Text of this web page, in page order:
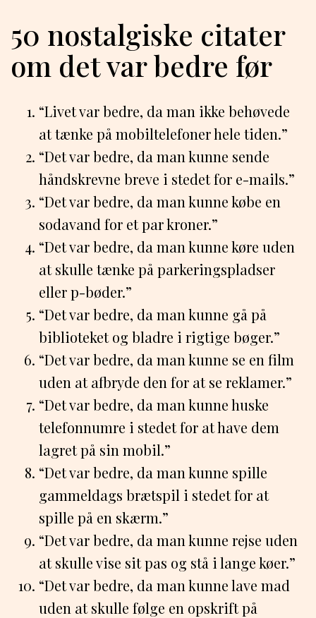
50 nostalgiske citater
om det var bedre før
“Livet var bedre, da man ikke behøvede
at tænke på mobiltelefoner hele tiden.”
“Det var bedre, da man kunne sende
håndskrevne breve i stedet for e-mails.”
“Det var bedre, da man kunne købe en
sodavand for et par kroner.”
“Det var bedre, da man kunne køre uden
at skulle tænke på parkeringspladser
eller p-bøder.”
“Det var bedre, da man kunne gå på
biblioteket og bladre i rigtige bøger.”
“Det var bedre, da man kunne se en film
uden at afbryde den for at se reklamer.”
“Det var bedre, da man kunne huske
telefonnumre i stedet for at have dem
lagret på sin mobil.”
“Det var bedre, da man kunne spille
gammeldags brætspil i stedet for at
spille på en skærm.”
“Det var bedre, da man kunne rejse uden
at skulle vise sit pas og stå i lange køer.”
“Det var bedre, da man kunne lave mad
uden at skulle følge en opskrift på